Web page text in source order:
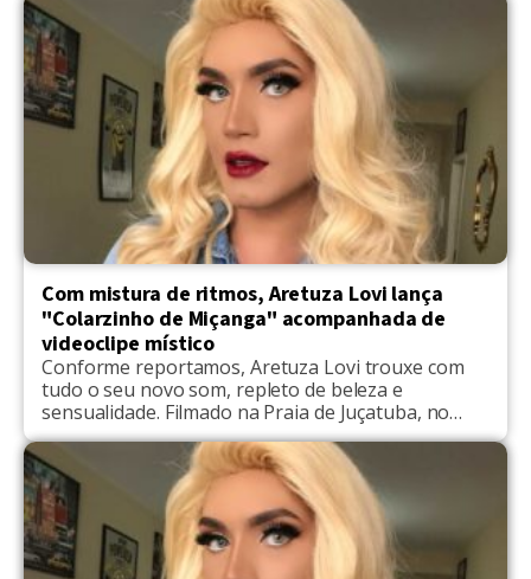
Com mistura de ritmos, Aretuza Lovi lança
"Colarzinho de Miçanga" acompanhada de
videoclipe místico
Conforme reportamos, Aretuza Lovi trouxe com
tudo o seu novo som, repleto de beleza e
sensualidade. Filmado na Praia de Juçatuba, no
município de São José de Ribamar, no Maranhão,
com direção de Ernnacost e Lucas Sá, o videoclipe
marca a forte relação de Aretuza com a região.
“Para somar mais ainda, convidamos uma
associação […]